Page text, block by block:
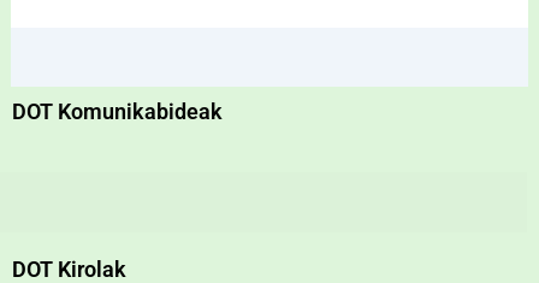
DOT Komunikabideak
DOT Kirolak